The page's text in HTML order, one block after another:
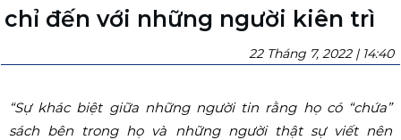
chỉ đến với những người kiên trì
22 Tháng 7, 2022 | 14:40
“Sự khác biệt giữa những người tin rằng họ có “chứa”
sách bên trong họ và những người thật sự viết nên